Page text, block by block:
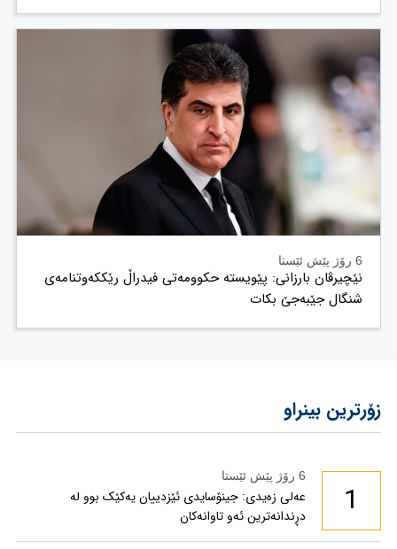
6 رۆژ پێش ئێستا
نێچیرڤان بارزانی: پێویستە حکوومەتی فیدراڵ رێککەوتنامەی
شنگال جێبەجێ بکات
زۆرترین بینراو
1
6 رۆژ پێش ئێستا
عەلی زەیدی: جینۆسایدی ئێزدییان یەکێک بوو لە
دڕندانەترین ئەو تاوانەکان